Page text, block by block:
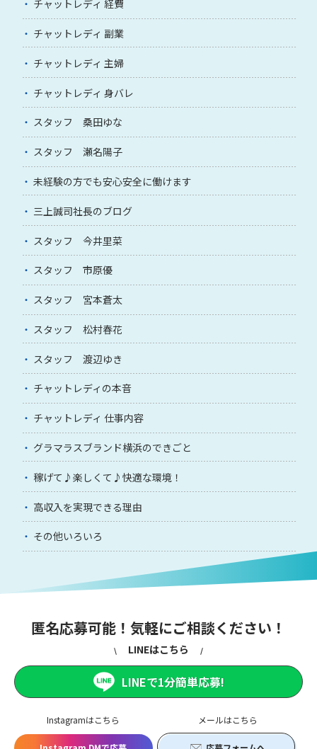
チャットレディ 経費
チャットレディ 副業
チャットレディ 主婦
チャットレディ 身バレ
スタッフ 桑田ゆな
スタッフ 瀬名陽子
未経験の方でも安心安全に働けます
三上誠司社長のブログ
スタッフ 今井里菜
スタッフ 市原優
スタッフ 宮本蒼太
スタッフ 松村春花
スタッフ 渡辺ゆき
チャットレディの本音
チャットレディ 仕事内容
グラマラスブランド横浜のできごと
稼げて♪楽しくて♪快適な環境！
高収入を実現できる理由
その他いろいろ
匿名応募可能！気軽にご相談ください！
Instagramはこちら メールはこちら
LINEはこちら
LINEで1分簡単応募!